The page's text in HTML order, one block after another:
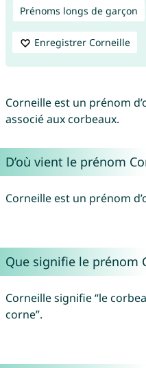
Prénoms longs de garçon
Enregistrer Corneille
Corneille est un prénom
associé aux corbeaux.
D’où vient le prénom
Corneille est un prénom
Que signifie le prénom
Corneille signifie “le
corne”.